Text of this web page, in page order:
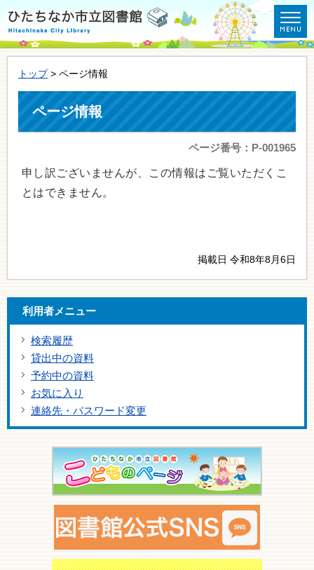
トップ> ページ情報
ページ情報
ページ番号：P-001965
申し訳ございませんが、この情報はご覧いただくこ
とはできません。
掲載日 令和8年8月6日
利用者メニュー
検索履歴
貸出中の資料
予約中の資料
お気に入り
連絡先・パスワード変更